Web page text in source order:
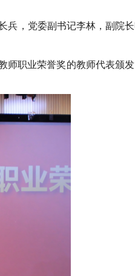
兵，党委副书记李林，副院
师职业荣誉奖的教师代表颁